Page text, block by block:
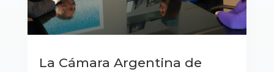
La Cámara Argentina de